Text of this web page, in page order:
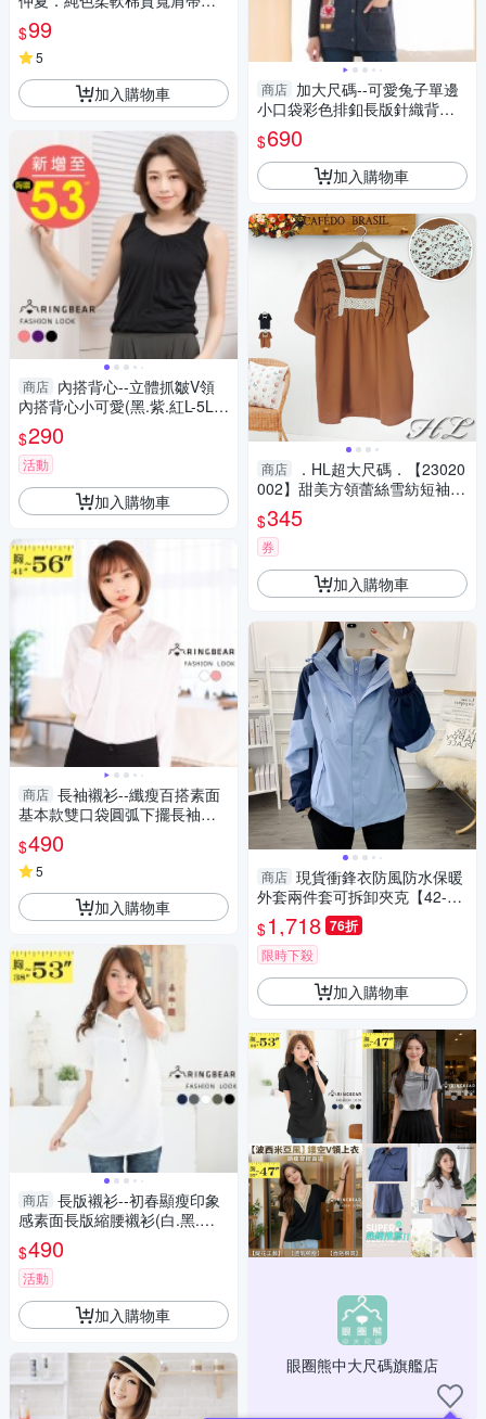
心上衣
$99
5
加入購物車
商店 內搭背心--立體抓皺V領
內搭背心小可愛(黑.紫.紅L-5L)-
U411眼圈熊中大尺碼
$290
活動
加入購物車
商店 長袖襯衫--纖瘦百搭素面
基本款雙口袋圓弧下擺長袖長
版襯衫(白.粉XL-5L)-I167眼圈
熊中大尺碼
$490
5
加入購物車
商店 長版襯衫--初春顯瘦印象
感素面長版縮腰襯衫(白.黑.綠.
灰.藍L-5L)-H90眼圈熊中大尺碼
$490
活動
加入購物車
商店 加大尺碼--可愛兔子單邊
小口袋彩色排釦長版針織背心
外套(藍.杏XL-3L)-J364眼圈熊
中大尺碼
$690
加入購物車
商店
．HL超大尺碼．【23020
002】甜美方領蕾絲雪紡短袖上
衣 2色
$345
券
加入購物車
商店 現貨衝鋒衣防風防水保暖
外套兩件套可拆卸夾克【42-25
-81818-24】ibella 艾貝拉
$1,718 76折
限時下殺
加入購物車
眼圈熊中大尺碼旗艦店